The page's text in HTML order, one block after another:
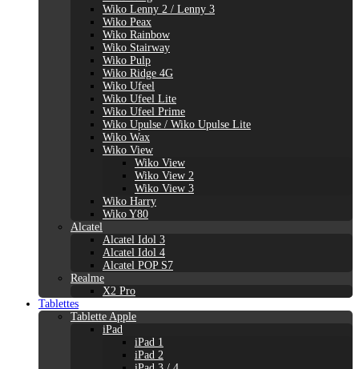
Wiko Lenny 2 / Lenny 3
Wiko Peax
Wiko Rainbow
Wiko Stairway
Wiko Pulp
Wiko Ridge 4G
Wiko Ufeel
Wiko Ufeel Lite
Wiko Ufeel Prime
Wiko Upulse / Wiko Upulse Lite
Wiko Wax
Wiko View
Wiko View
Wiko View 2
Wiko View 3
Wiko Harry
Wiko Y80
Alcatel
Alcatel Idol 3
Alcatel Idol 4
Alcatel POP S7
Realme
X2 Pro
Tablettes
Tablette Apple
iPad
iPad 1
iPad 2